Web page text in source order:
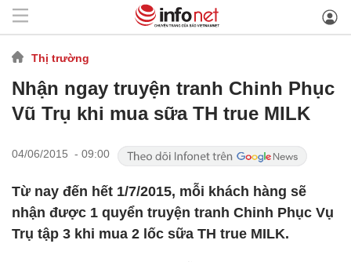
Thị trường
Nhận ngay truyện tranh Chinh Phục
Vũ Trụ khi mua sữa TH true MILK
04/06/2015 - 09:00
Từ nay đến hết 1/7/2015, mỗi khách hàng sẽ
nhận được 1 quyển truyện tranh Chinh Phục Vụ
Trụ tập 3 khi mua 2 lốc sữa TH true MILK.